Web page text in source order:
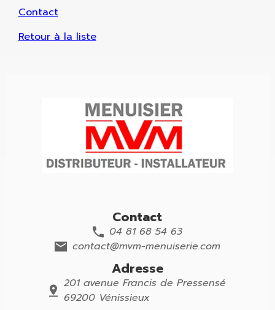
Contact
Retour à la liste
Contact
04 81 68 54 63
contact@mvm-menuiserie.com
Adresse
201 avenue Francis de Pressensé
69200 Vénissieux